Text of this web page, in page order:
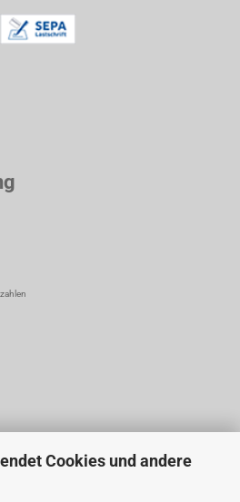
Cookies und andere